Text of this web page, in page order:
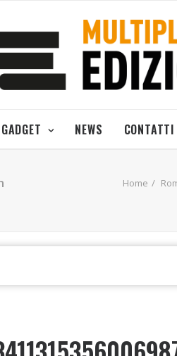
GADGET NEWS CONTATTI
Home